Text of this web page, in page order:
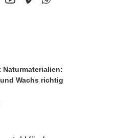
Naturmaterialien:
Wachs richtig